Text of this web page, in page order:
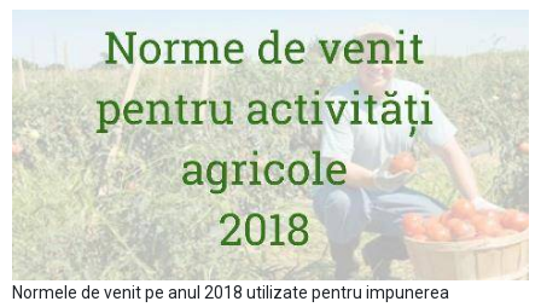
Normele de venit pe anul 2018 utilizate pentru impunerea